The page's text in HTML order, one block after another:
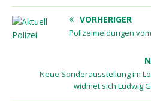
VORHERIGER
Polizeimeldungen
Neue Sonderausstellung im
widmet sich Ludwig